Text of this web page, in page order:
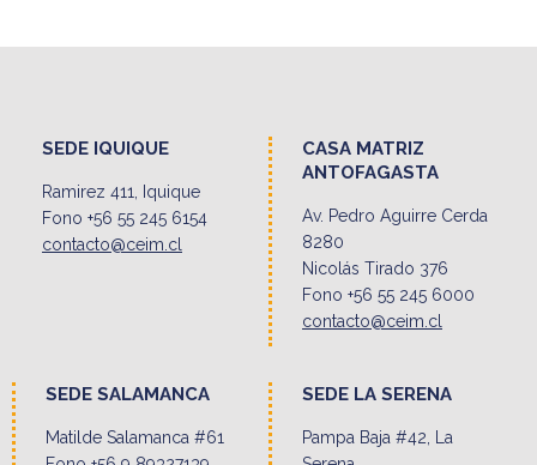
SEDE IQUIQUE
Ramirez 411, Iquique
Fono +56 55 245 6154
contacto@ceim.cl
CASA MATRIZ
ANTOFAGASTA
Av. Pedro Aguirre Cerda
8280
Nicolás Tirado 376
Fono +56 55 245 6000
contacto@ceim.cl
SEDE SALAMANCA
Matilde Salamanca #61
SEDE LA SERENA
Pampa Baja #42, La